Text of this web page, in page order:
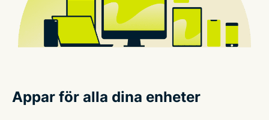
Appar för alla dina enheter